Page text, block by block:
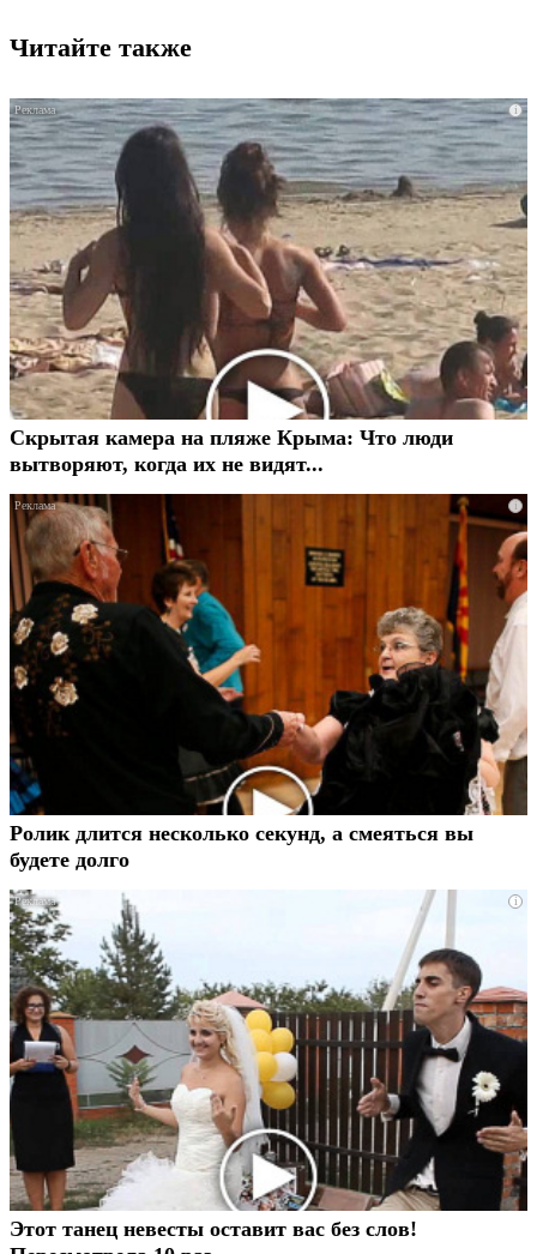
Читайте также
i
Скрытая камера на пляже Крыма: Что люди
вытворяют, когда их не видят...
i
Ролик длится несколько секунд, а смеяться вы
будете долго
i
Этот танец невесты оставит вас без слов!